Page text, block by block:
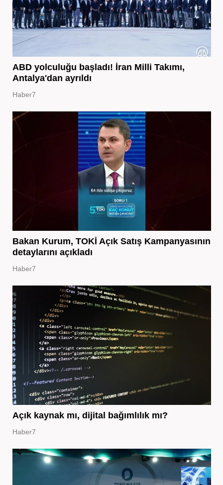
ABD yolculuğu başladı! İran Milli Takımı,
Antalya'dan ayrıldı
Haber7
Bakan Kurum, TOKİ Açık Satış Kampanyasının
detaylarını açıkladı
Haber7
Açık kaynak mı, dijital bağımlılık mı?
Haber7